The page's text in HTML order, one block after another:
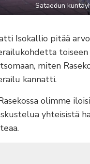
Sataedun
Isokallio pitää
toiseen
miten
kannatti.
olimme
yhteisistä